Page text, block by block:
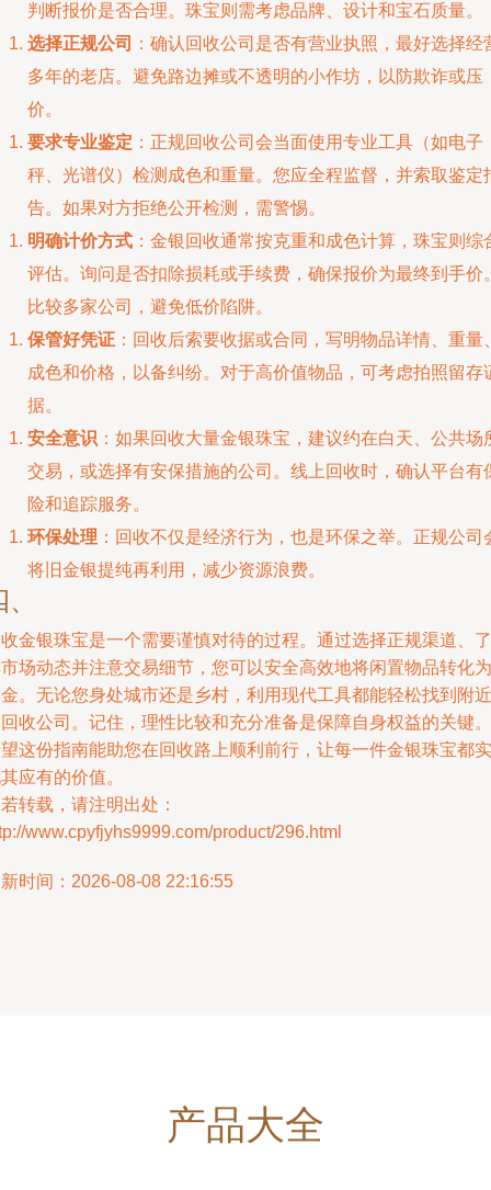
判断报价是否合理。珠宝则需考虑品牌、设计和宝石质量。
选择正规公司
：确认回收公司是否有营业执照，最好选择经
多年的老店。避免路边摊或不透明的小作坊，以防欺诈或压
价。
要求专业鉴定 ：正规回收公司会当面使用专业工具（如电子
秤、光谱仪）检测成色和重量。您应全程监督，并索取鉴定
告。如果对方拒绝公开检测，需警惕。
明确计价方式 ：金银回收通常按克重和成色计算，珠宝则综
评估。询问是否扣除损耗或手续费，确保报价为最终到手价
比较多家公司，避免低价陷阱。
保管好凭证 ：回收后索要收据或合同，写明物品详情、重量
成色和价格，以备纠纷。对于高价值物品，可考虑拍照留存
据。
安全意识 ：如果回收大量金银珠宝，建议约在白天、公共场
交易，或选择有安保措施的公司。线上回收时，确认平台有
险和追踪服务。
环保处理 ：回收不仅是经济行为，也是环保之举。正规公司
将旧金银提纯再利用，减少资源浪费。
金银珠宝是一个需要谨慎对待的过程。通过选择正规渠道、了
场动态并注意交易细节，您可以安全高效地将闲置物品转化为
。无论您身处城市还是乡村，利用现代工具都能轻松找到附近
收公司。记住，理性比较和充分准备是保障自身权益的关键。
这份指南能助您在回收路上顺利前行，让每一件金银珠宝都实
应有的价值。
转载，请注明出处：
www.cpyfjyhs9999.com/product/296.html
时间：2026-08-08 22:16:55
产品大全